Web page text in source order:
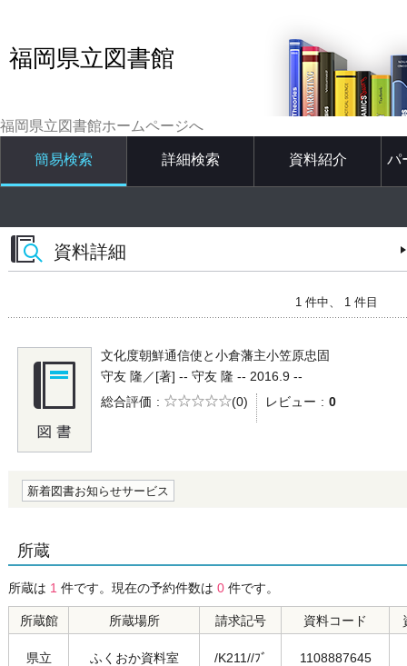
福岡県立図書館
福岡県立図書館ホームページへ
簡易検索 詳細検索 資料紹介 パ
資料詳細
1 件中、 1 件目
文化度朝鮮通信使と小倉藩主小笠原忠固
守友 隆／[著] -- 守友 隆 -- 2016.9 --
総合評価
5段階評価
(0) レビュー 0
新着図書お知らせサービス
所蔵
所蔵は 1 件です。現在の予約件数は 0 件です。
所蔵館 所蔵場所 請求記号 資料コード
県立 ふくおか資料室 /K211//ﾌﾞ 1108887645